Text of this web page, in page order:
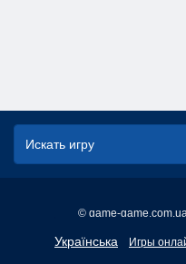
© game-
Українська
English
Игры